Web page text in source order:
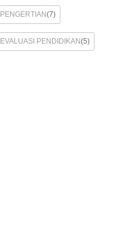
PENGERTIAN(7)
EVALUASI PENDIDIKAN(5)